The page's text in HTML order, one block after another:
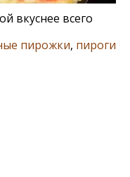
вкуснее всего
пирожки, пироги